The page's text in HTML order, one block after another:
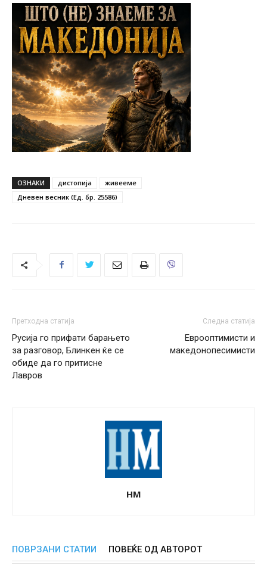
ОЗНАКИ дистопија
живееме
Дневен весник (Ед. бр. 25586)
Претходна статија
Русија го прифати барањето
за разговор, Блинкен ќе се
обиде да го притисне
Лавров
Следна статија
Еврооптимисти и
македонопесимисти
НМ
ПОВРЗАНИ СТАТИИ ПОВЕЌЕ ОД АВТОРОТ